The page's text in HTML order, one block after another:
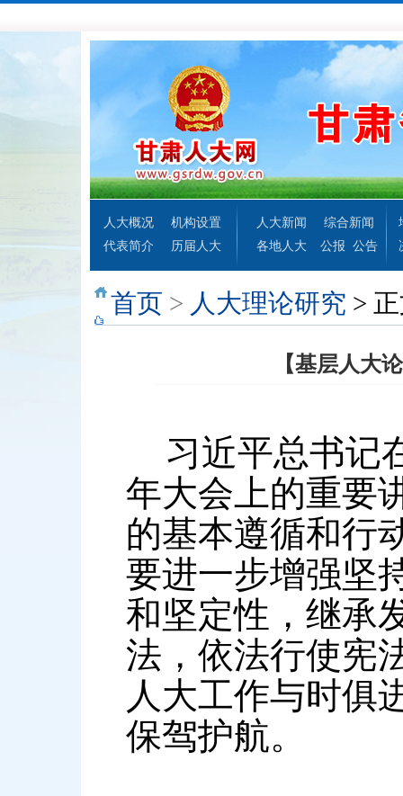
人大概况
机构设置
代表简介
历届人大
人大新闻
综合新闻
各地人大
公报 公告
首页 > 人大理论研究 >
【基层人大
习近平总书记
年大会上的重要
的基本遵循和行
要进一步增强坚
和坚定性，继承
法，依法行使宪
人大工作与时俱
保驾护航。